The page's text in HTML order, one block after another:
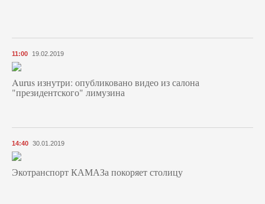
11:00 19.02.2019
Aurus изнутри: опубликовано видео из салона
"президентского" лимузина
14:40 30.01.2019
Экотранспорт КАМАЗа покоряет столицу